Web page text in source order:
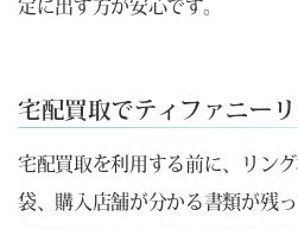
定に出す方が安心です。
宅配買取でティファニー
宅配買取を利用する前に、リン
袋、購入店舗が分かる書類が残